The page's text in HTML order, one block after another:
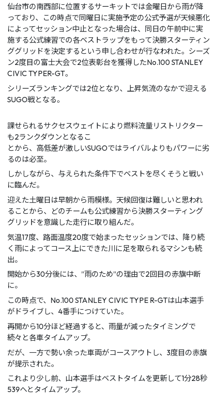
仙台市の南⻄部に位置するサーキットでは⾦曜⽇から⾬が降
っており、この時点で同曜⽇に実施予定の公式予選が天候悪化
によってセッション中⽌となった場合は、同⽇の午前中に実
施する公式練習での各ベストラップをもって決勝スターティン
ググリッドを決定するという申し合わせが⾏なわれた。シーズ
ン2度⽬の富⼠⼤会で2位表彰台を獲得したNo.100 STANLEY
CIVIC TYPER-GT。
シリーズランキングでは2位となり、上昇気流のなかで迎える
SUGO戦となる。
課せられるサクセスウェイトにより燃料流量リストリクター
も2ランクダウンとなるこ
とから、⾼低差が激しいSUGOではライバルよりもパワーに劣
るのは必⾄。
しかしながら、与えられた条件下でベストを尽くそうと戦い
に臨んだ。
迎えた⼟曜⽇は早朝から⾬模様。天候回復は難しいと思われ
ることから、どのチームも公式練習から決勝スターティング
グリッドを意識した⾛⾏に取り組んだ。
気温17度、路⾯温度20度で始まったセッションでは、降り続
く⾬によってコース上にできた川に⾜を取られるマシンも続
出。
開始から30分後には、”⾬のため”の理由で2回⽬の⾚旗中断
に。
この時点で、No.100 STANLEY CIVIC TYPE R-GTは⼭本選⼿
がドライブし、4番⼿につけていた。
再開から10分ほど経過すると、⾬量が減ったタイミングで
続々と各⾞タイムアップ。
だが、⼀⽅で勢い余った⾞両がコースアウトし、3度⽬の⾚旗
が提⽰された。
これより少し前、⼭本選⼿はベストタイムを更新して1分28秒
539へとタイムアップ。